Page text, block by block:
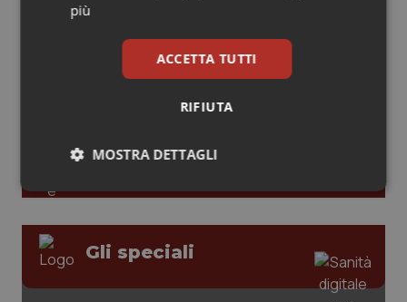
Sardegna
Umbria
Valle D’Aosta
Malattia di Crohn & Rettocolite Ulcerosa
Oftalmologia
Oncodermatologia
odontoiatrico: applicazioni concrete e
uso protetto
Gli speciali
più
ACCETTA TUTTI
RIFIUTA
MOSTRA DETTAGLI
Necessari Statistici Marketing